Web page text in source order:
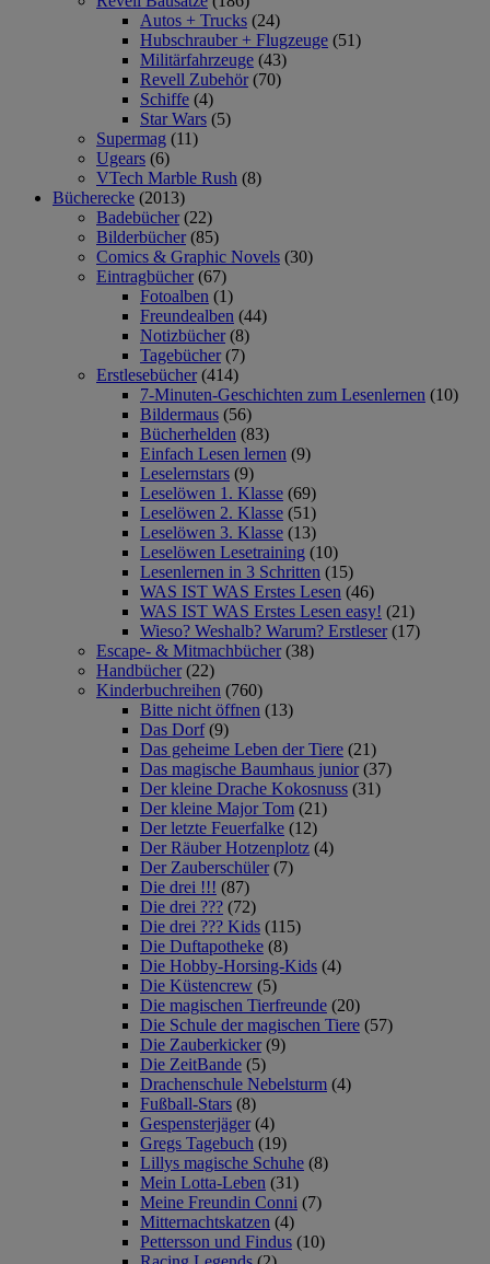
Autos + Trucks (24)
Hubschrauber + Flugzeuge (51)
Militärfahrzeuge (43)
Revell Zubehör (70)
Schiffe (4)
Star Wars (5)
Supermag (11)
Ugears (6)
VTech Marble Rush (8)
Bücherecke (2013)
Badebücher (22)
Bilderbücher (85)
Comics & Graphic Novels (30)
Eintragbücher (67)
Fotoalben (1)
Freundealben (44)
Notizbücher (8)
Tagebücher (7)
Erstlesebücher (414)
7-Minuten-Geschichten zum Lesenlernen (10)
Bildermaus (56)
Bücherhelden (83)
Einfach Lesen lernen (9)
Leselernstars (9)
Leselöwen 1. Klasse (69)
Leselöwen 2. Klasse (51)
Leselöwen 3. Klasse (13)
Leselöwen Lesetraining (10)
Lesenlernen in 3 Schritten (15)
WAS IST WAS Erstes Lesen (46)
WAS IST WAS Erstes Lesen easy! (21)
Wieso? Weshalb? Warum? Erstleser (17)
Escape- & Mitmachbücher (38)
Handbücher (22)
Kinderbuchreihen (760)
Bitte nicht öffnen (13)
Das Dorf (9)
Das geheime Leben der Tiere (21)
Das magische Baumhaus junior (37)
Der kleine Drache Kokosnuss (31)
Der kleine Major Tom (21)
Der letzte Feuerfalke (12)
Der Räuber Hotzenplotz (4)
Der Zauberschüler (7)
Die drei !!! (87)
Die drei ??? (72)
Die drei ??? Kids (115)
Die Duftapotheke (8)
Die Hobby-Horsing-Kids (4)
Die Küstencrew (5)
Die magischen Tierfreunde (20)
Die Schule der magischen Tiere (57)
Die Zauberkicker (9)
Die ZeitBande (5)
Drachenschule Nebelsturm (4)
Fußball-Stars (8)
Gespensterjäger (4)
Gregs Tagebuch (19)
Lillys magische Schuhe (8)
Mein Lotta-Leben (31)
Meine Freundin Conni (7)
Mitternachtskatzen (4)
Pettersson und Findus (10)